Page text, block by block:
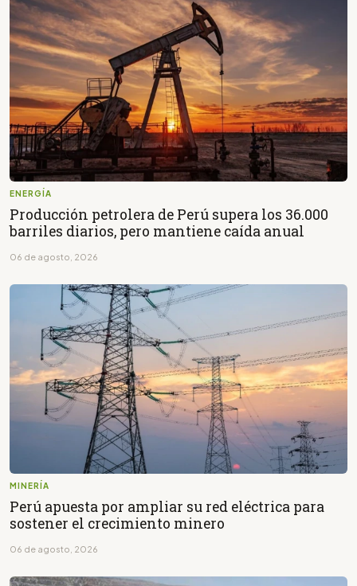
ENERGÍA
Producción petrolera de Perú supera los 36.000
barriles diarios, pero mantiene caída anual
06 de agosto, 2026
MINERÍA
Perú apuesta por ampliar su red eléctrica para
sostener el crecimiento minero
06 de agosto, 2026